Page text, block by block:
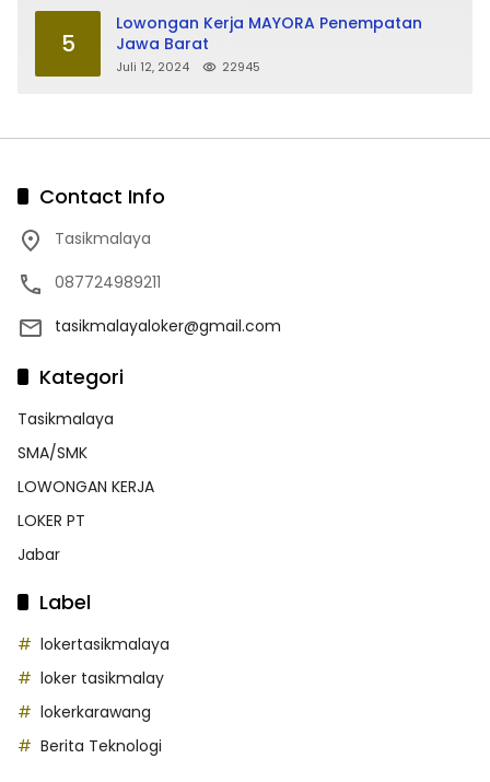
5
Lowongan Kerja MAYORA Penempatan
Jawa Barat
Juli 12, 2024 22945
Contact Info
Tasikmalaya
087724989211
tasikmalayaloker@gmail.com
Kategori
Tasikmalaya
SMA/SMK
LOWONGAN KERJA
LOKER PT
Jabar
Label
lokertasikmalaya
loker tasikmalay
lokerkarawang
Berita Teknologi